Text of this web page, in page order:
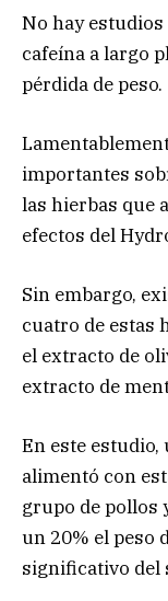
No hay
cafeína a largo
pérdida de peso.
importantes
las hierbas que
efectos del
Sin embargo,
cuatro de estas
el extracto de
extracto de
En este
alimentó con
grupo de pollos
un 20% el peso
significativo del